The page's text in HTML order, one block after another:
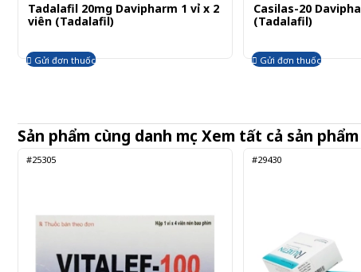
Tadalafil 20mg Davipharm 1 vỉ x 2
viên (Tadalafil)
Gửi đơn thuốc
Casilas-20
(Tadalafil)
Gửi đơn thuốc
Sản phẩm cùng danh mục Xem tất cả sản phẩm
#25305 #29430